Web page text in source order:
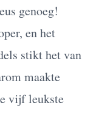
genoeg!
en het
stikt het van
maakte
vijf leukste